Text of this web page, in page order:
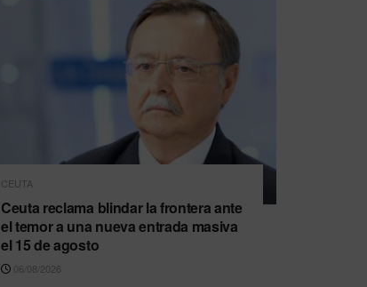
CEUTA
Ceuta reclama blindar la frontera ante
el temor a una nueva entrada masiva
el 15 de agosto
06/08/2026